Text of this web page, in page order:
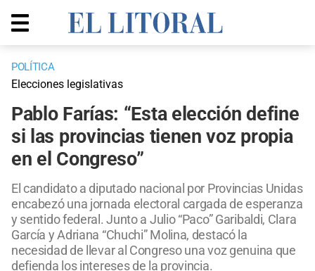
POLÍTICA
Elecciones legislativas
Pablo Farías: “Esta elección define
si las provincias tienen voz propia
en el Congreso”
El candidato a diputado nacional por Provincias Unidas
encabezó una jornada electoral cargada de esperanza
y sentido federal. Junto a Julio “Paco” Garibaldi, Clara
García y Adriana “Chuchi” Molina, destacó la
necesidad de llevar al Congreso una voz genuina que
defienda los intereses de la provincia.